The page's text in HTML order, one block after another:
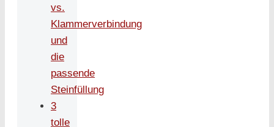
vs.
Klammerverbindung
und
die
passende
Steinfüllung
3
tolle